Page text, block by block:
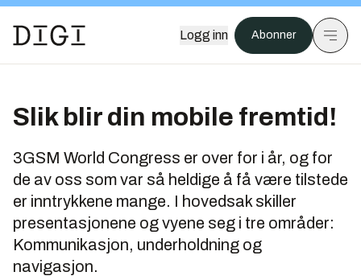
Logg inn Abonner
Slik blir din mobile fremtid!
3GSM World Congress er over for i år, og for
de av oss som var så heldige å få være tilstede
er inntrykkene mange. I hovedsak skiller
presentasjonene og vyene seg i tre områder:
Kommunikasjon, underholdning og
navigasjon.